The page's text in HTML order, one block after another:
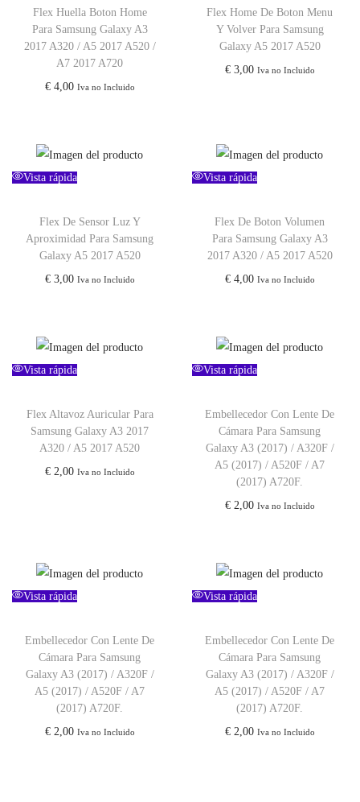
Flex Huella Boton Home
Para Samsung Galaxy A3
2017 A320 / A5 2017 A520 /
A7 2017 A720
€4,00 Iva no Incluido
Flex Home De Boton Menu
Y Volver Para Samsung
Galaxy A5 2017 A520
€3,00 Iva no Incluido
Vista rápida
Flex De Sensor Luz Y
Aproximidad Para Samsung
Galaxy A5 2017 A520
€3,00 Iva no Incluido
Vista rápida
Flex De Boton Volumen
Para Samsung Galaxy A3
2017 A320 / A5 2017 A520
€4,00 Iva no Incluido
Vista rápida
Flex Altavoz Auricular Para
Samsung Galaxy A3 2017
A320 / A5 2017 A520
€2,00 Iva no Incluido
Vista rápida
Embellecedor Con Lente De
Cámara Para Samsung
Galaxy A3 (2017) / A320F /
A5 (2017) / A520F / A7
(2017) A720F.
€2,00 Iva no Incluido
Vista rápida
Embellecedor Con Lente De
Cámara Para Samsung
Galaxy A3 (2017) / A320F /
A5 (2017) / A520F / A7
(2017) A720F.
€2,00 Iva no Incluido
Vista rápida
Embellecedor Con Lente De
Cámara Para Samsung
Galaxy A3 (2017) / A320F /
A5 (2017) / A520F / A7
(2017) A720F.
€2,00 Iva no Incluido